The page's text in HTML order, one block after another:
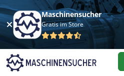
Maschinensucher
Gratis im Store